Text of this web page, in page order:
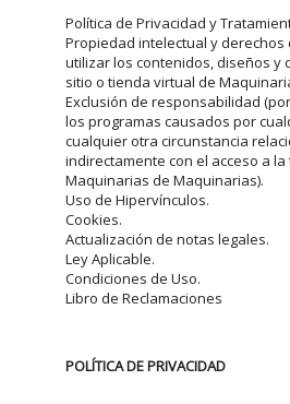
Política de Privacidad y
Propiedad intelectual y
utilizar los contenidos, diseños y
sitio o tienda virtual de
Exclusión de responsabilidad
los programas causados por
cualquier otra circunstancia
indirectamente con el acceso a
Maquinarias de Maquinarias).
Uso de Hipervínculos.
Cookies.
Actualización de notas legales.
Ley Aplicable.
Condiciones de Uso.
Libro de Reclamaciones
POLÍTICA DE PRIVACIDAD